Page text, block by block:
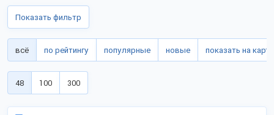
Показать фильтр
всё по рейтингу популярные новые показать на карте
48 100 300